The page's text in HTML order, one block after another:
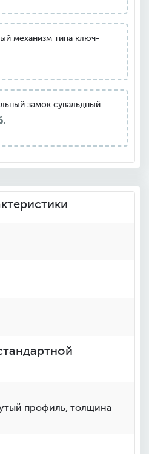
механизм типа ключ-
замок сувальдный
профиль, толщина